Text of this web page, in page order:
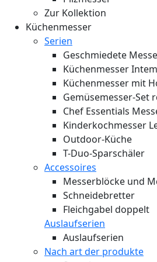
Zur Kollektion
Küchenmesser
Serien
Geschmiedete
Küchenmesser
Küchenmesser mit
Gemüsemesser-Set
Chef Essentials
Kinderkochmesser
Outdoor-Küche
T-Duo-Sparschäler
Accessoires
Messerblöcke und
Schneidebretter
Fleichgabel doppelt
Auslaufserien
Auslaufserien
Nach art der produkte